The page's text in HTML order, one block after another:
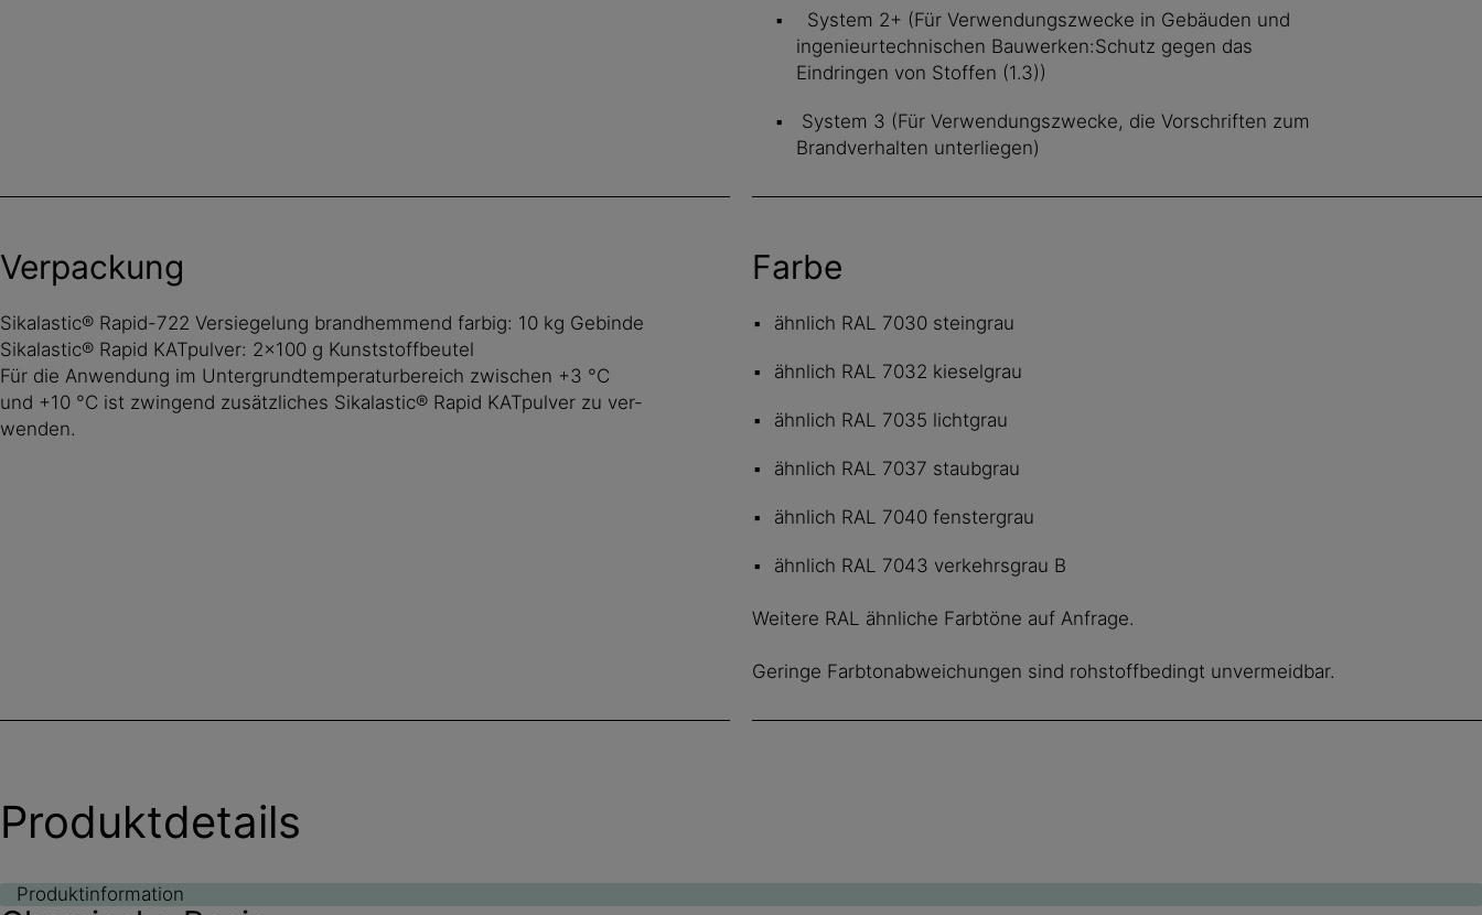
System 2+ (Für Verwendungszwecke in Gebäuden und
ingenieurtechnischen Bauwerken:Schutz gegen das
Eindringen von Stoffen (1.3))
System 3 (Für Verwendungszwecke, die Vorschriften zum
Brandverhalten unterliegen)
Verpackung
Sikalastic® Rapid-722 Versiegelung brandhemmend farbig: 10 kg Gebinde
Sikalastic® Rapid KATpulver: 2x100 g Kunststoffbeutel
Für die Anwendung im Untergrundtemperaturbereich zwischen +3 °C
und +10 °C ist zwingend zusätzliches Sikalastic® Rapid KATpulver zu ver-
wenden.
Farbe
ähnlich RAL 7030 steingrau
ähnlich RAL 7032 kieselgrau
ähnlich RAL 7035 lichtgrau
ähnlich RAL 7037 staubgrau
ähnlich RAL 7040 fenstergrau
ähnlich RAL 7043 verkehrsgrau B
Weitere RAL ähnliche Farbtöne auf Anfrage.
Geringe Farbtonabweichungen sind rohstoffbedingt unvermeidbar.
Produktdetails
Produktinformation